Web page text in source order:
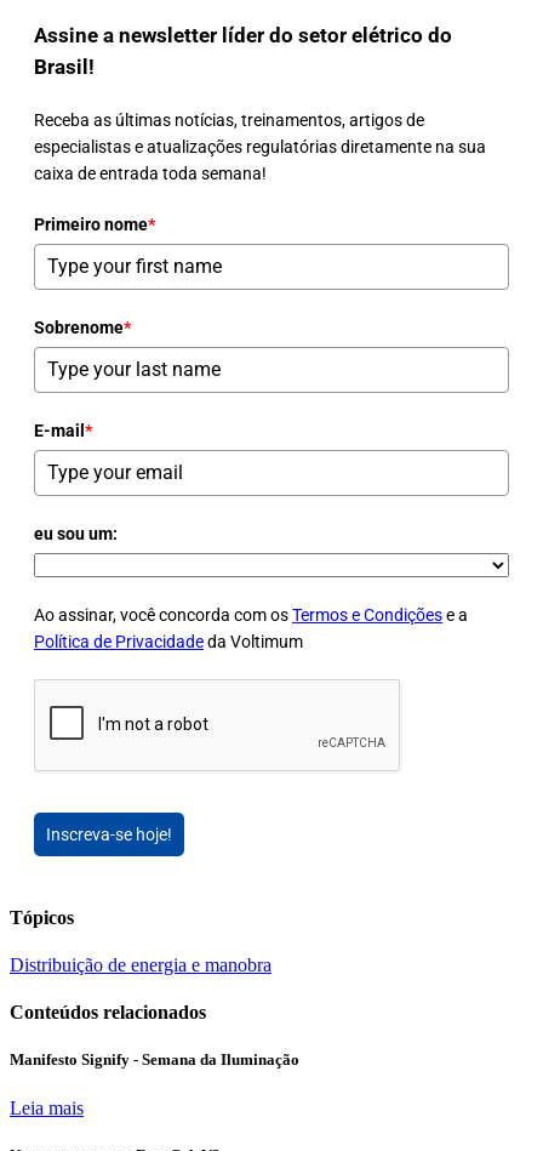
Assine a newsletter líder do setor elétrico do
Brasil!
Receba as últimas notícias, treinamentos, artigos de
especialistas e atualizações regulatórias diretamente na sua
caixa de entrada toda semana!
Primeiro nome*
Sobrenome*
E-mail *
eu sou um:
Ao assinar, você concorda com osTermos e Condiçõese a
Política de Privacidadeda Voltimum
Inscreva-se hoje!
Tópicos
Distribuição de energia e manobra
Conteúdos relacionados
Manifesto Signify - Semana da Iluminação
Leia mais